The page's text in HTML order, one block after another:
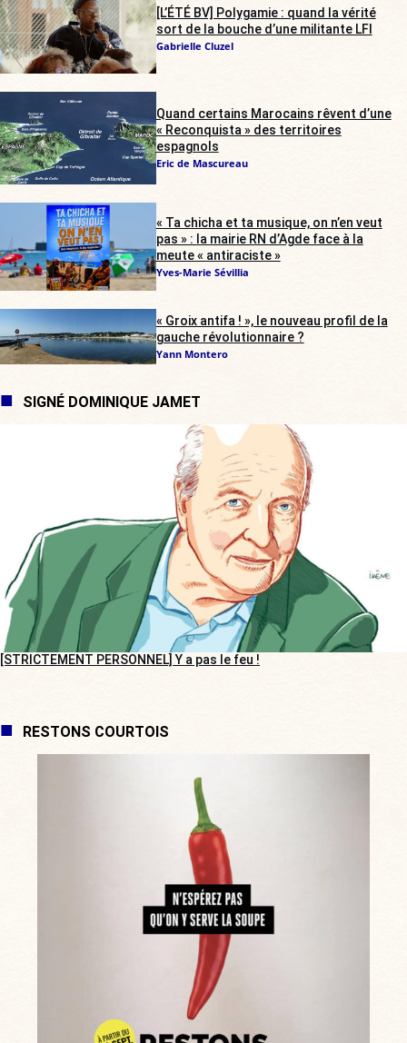
[L’ÉTÉ BV] Polygamie : quand la vérité
sort de la bouche d’une militante LFI
Gabrielle Cluzel
Quand certains Marocains rêvent d’une
« Reconquista » des territoires
espagnols
Eric de Mascureau
« Ta chicha et ta musique, on n’en veut
pas » : la mairie RN d’Agde face à la
meute « antiraciste »
Yves-Marie Sévillia
« Groix antifa ! », le nouveau profil de la
gauche révolutionnaire ?
Yann Montero
SIGNÉ DOMINIQUE JAMET
[STRICTEMENT PERSONNEL] Y a pas le feu !
RESTONS COURTOIS